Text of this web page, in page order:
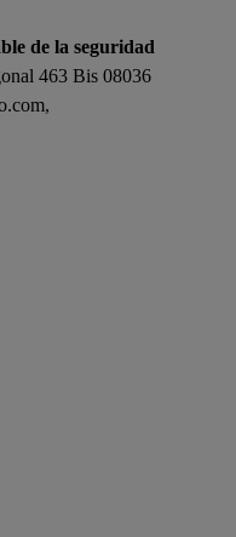
de la seguridad
463 Bis 08036